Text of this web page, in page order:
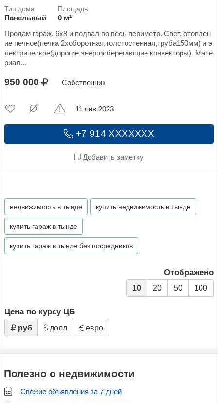
Панельный
0 м²
Продам гараж, 6х8 и подвал во весь периметр. Свет, отоплен
ие печное(печка 2хоборотная,толстостенная,труба150мм) и э
лектрическое(дорогие энергосберегающие конвекторы). Мате
риал...
950 000 Собственник
+7 914 XXXXXXX
Добавить заметку
11 янв 2023
недвижимость в тынде купить недвижимость в тынде
купить гараж в тынде
купить гараж в тынде без посредников
Отображено
10 20 50 100
Цена по курсу ЦБ
руб долл евро
Полезно о недвижимости
Свежие объявления за 7 дней